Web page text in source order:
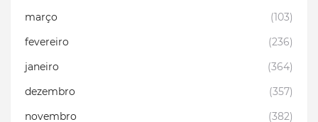
março
(103)
fevereiro
(236)
janeiro
(364)
dezembro
(357)
novembro
(382)